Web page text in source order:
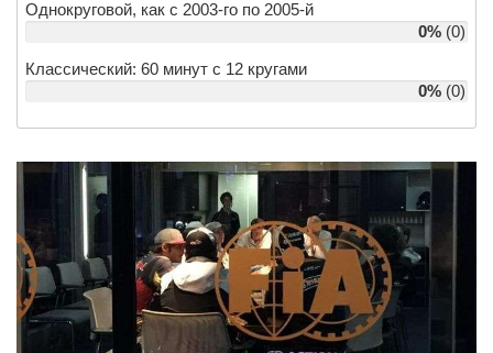
Однокруговой, как с 2003-го по 2005-й
0% (0)
Классический: 60 минут с 12 кругами
0% (0)